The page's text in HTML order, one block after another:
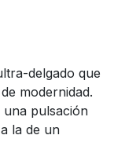
delgado que
modernidad.
una pulsación
la de un